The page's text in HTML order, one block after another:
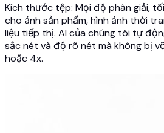
Kích thước tệp: Mọi độ phân giải,
cho ảnh sản phẩm, hình ảnh thời
liệu tiếp thị. AI của chúng tôi tự
sắc nét và độ rõ nét mà không bị
hoặc 4x.